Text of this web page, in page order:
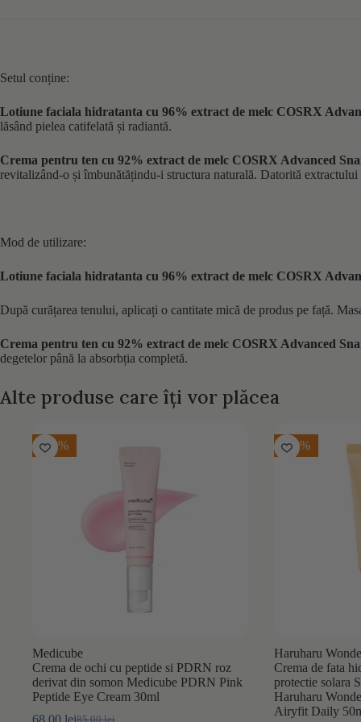
Setul conține:
Lotiune faciala hidratanta cu 96% extract de melc COSRX
lăsând pielea catifelată și radiantă.
Crema pentru ten cu 92% extract de melc COSRX Advanced
revitalizând-o și îmbunătățindu-i structura naturală. Datorită
Mod de utilizare:
Lotiune faciala hidratanta cu 96% extract de melc COSRX
După curățarea tenului, aplicați o cantitate mică de produs pe față.
Crema pentru ten cu 92% extract de melc COSRX Advanced
degetelor până la absorbția completă.
Alte produse care îți vor plăcea
-20%
Medicube
Crema de ochi cu peptide si PDRN roz
derivat din somon Medicube PDRN Pink
Peptide Eye Cream 30ml
85,00lei
-20%
Haruharu
Crema de fata
protectie solara
Haruharu
Airyfit Daily